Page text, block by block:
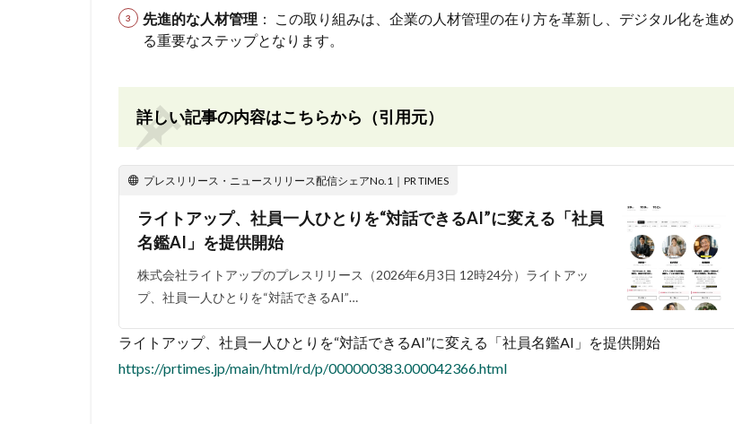
先進的な人材管理 ： この取り組みは、企業の人材管理の在り方を革新し、デジタル化を進め
る重要なステップとなります。
詳しい記事の内容はこちらから（引用元）
プレスリリース・ニュースリリース配信シェアNo.1｜PR TIMES
ライトアップ、社員一人ひとりを“対話できるAI”に変える「社員
名鑑AI」を提供開始
株式会社ライトアップのプレスリリース（2026年6月3日 12時24分）ライトアッ
プ、社員一人ひとりを“対話できるAI”…
ライトアップ、社員一人ひとりを“対話できるAI”に変える「社員名鑑AI」を提供開始
https://prtimes.jp/main/html/rd/p/000000383.000042366.html